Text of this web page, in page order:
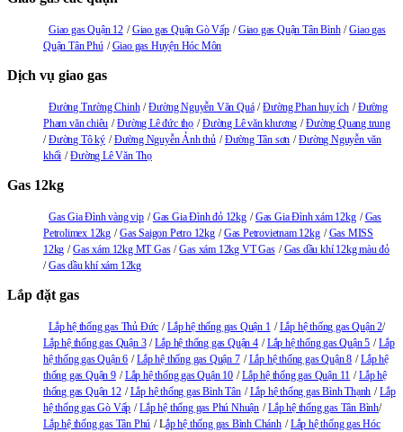
Giao gas Quận 12 Giao gas Quận Gò Vấp Giao gas Quận Tân Bình
Giao gas
Quận Tân Phú
Giao gas Huyện Hóc Môn
Dịch vụ giao gas
Đường Trường Chinh Đường Nguyễn Văn Quá Đường Phan huy ích
Đường
Pham văn chiêu
Đường Lê đức thọ Đường Lê văn khương
Đường Quang trung
Đường Tô ký
Đường Nguyễn Ảnh thủ Đường Tân sơn
Đường Nguyễn văn
khối
Đường Lê Văn Thọ
Gas 12kg
Gas Gia Đình vàng vip Gas Gia Đình đỏ 12kg Gas Gia Đình xám 12kg
Gas
Petrolimex 12kg
Gas Saigon Petro 12kg Gas Petrovietnam 12kg
Gas MISS
12kg
Gas xám 12kg MT Gas Gas xám 12kg VT Gas
Gas dầu khí 12kg màu đỏ
Gas dầu khí xám 12kg
Lắp đặt gas
Lắp hệ thống gas Thủ Đức Lắp hệ thống gas Quận 1
Lắp hệ thống gas Quận 2
Lắp hệ thống gas Quận 3
Lắp hệ thống gas Quận 4 Lắp hệ thống gas Quận 5
Lắp
hệ thống gas Quận 6
Lắp hệ thống gas Quận 7 Lắp hệ thống gas Quận 8
Lắp hệ
thống gas Quận 9
Lắp hệ thống gas Quận 10 Lắp hệ thống gas Quận 11
Lắp hệ
thống gas Quận 12
Lắp hệ thống gas Bình Tân Lắp hệ thống gas Bình Thạnh
Lắp
hệ thống gas Gò Vấp
Lắp hệ thống gas Phú Nhuận
Lắp hệ thống gas Tân Bình
Lắp hệ thống gas Tân Phú
Lắp hệ thống gas Bình Chánh
Lắp hệ thống gas Hóc